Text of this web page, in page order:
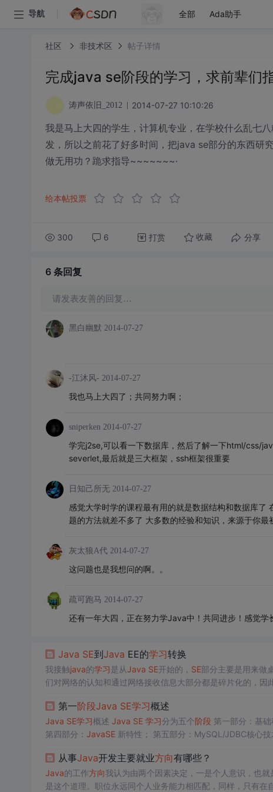
导航 全部 Ada助手
社区 非技术区 帖子详情
完成java se阶段的学习，求前辈们
涛声依旧_2012 2014-07-27 10:10:26
我是马上大四的学生，计算机专业，在学校什么乱七
发，所以之前花了好多时间，把java se部分的东西研
做无用功？跪求指导~~~~~~~·
给本帖投票
300 6 打赏 收藏 分享
6 条回复
请发表友善的回复…
黑白幽默 2014-07-27
-江沐风- 2014-07-27
我也马上大四了；共同努力啊；
sniperken 2014-07-27
学完j2se,可以看一下数据库，然后了解一下html/css/
severlet,最后就是三大框架，ssh框架很重要
日知己所无 2014-07-27
感觉大学时学的课程最有用的就是数据结构和数据库了
题的方法就差不多了 大多数的经验和知识，来源于你
灰太狼A代 2014-07-27
这问题也是我想问的啊。。
疏可跑马 2014-07-27
还有一年大四，正在努力学Java中！共同进步！感觉学
Java SE到Java EE的学习转换
我接触java的学习是从Java SE开始的， SE部分主要是用来做
们对网络的认知和通过网络接收信息大部分都是碎片化的，
第一阶段Java SE学习概述
Java SE学习概述 Java SE 学习分为五个阶段第一部分：基础
第四部分： JavaSE新特性； 第五部分：MySQL/JDBC核心
ct Oriented Programming）
从事Java开发主要就业方向有哪些？
Java的工作方向我认为由两个因素决定，一是个人意识，也就